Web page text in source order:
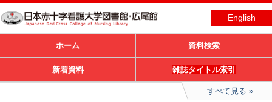
English
ホーム 資料検索
新着資料 雑誌タイトル索引
すべて見る